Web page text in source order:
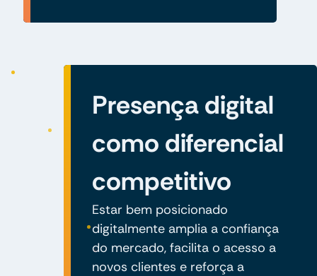
Presença digital
como diferencial
competitivo
Estar bem posicionado
digitalmente amplia a confiança
do mercado, facilita o acesso a
novos clientes e reforça a